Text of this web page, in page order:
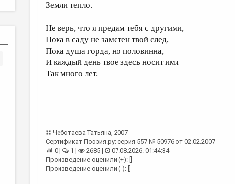
Земли тепло.
Не верь, что я предам тебя с другими,
Пока в саду не заметен твой след,
Пока душа горда, но половинна,
И каждый день твое здесь носит имя
Так много лет.
Чеботаева Татьяна, 2007
Сертификат Поэзия.ру: серия 557 № 50976 от 02.02.2007
0 |
1 | 2685 |
07.08.2026. 01:44:34
Произведение оценили (+): []
Произведение оценили (-): []